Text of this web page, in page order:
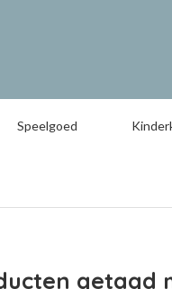
Speelgoed
getagd